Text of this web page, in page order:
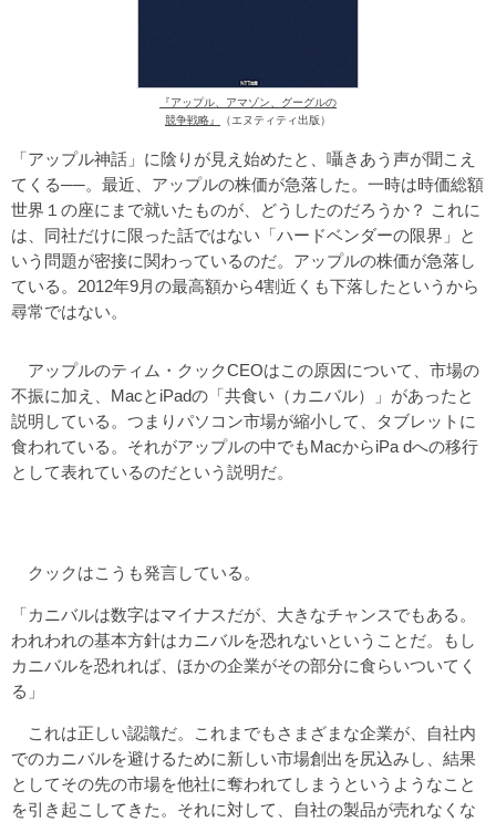
『アップル、アマゾン、グーグルの
競争戦略』
（エヌティティ出版）
「アップル神話」に陰りが見え始めたと、囁きあう声が聞こえ
てくる──。最近、アップルの株価が急落した。一時は時価総額
世界１の座にまで就いたものが、どうしたのだろうか？ これに
は、同社だけに限った話ではない「ハードベンダーの限界」と
いう問題が密接に関わっているのだ。アップルの株価が急落し
ている。2012年9月の最高額から4割近くも下落したというから
尋常ではない。
アップルのティム・クックCEOはこの原因について、市場の
不振に加え、MacとiPadの「共食い（カニバル）」があったと
説明している。つまりパソコン市場が縮小して、タブレットに
食われている。それがアップルの中でもMacからiPa dへの移行
として表れているのだという説明だ。
クックはこうも発言している。
「カニバルは数字はマイナスだが、大きなチャンスでもある。
われわれの基本方針はカニバルを恐れないということだ。もし
カニバルを恐れれば、ほかの企業がその部分に食らいついてく
る」
これは正しい認識だ。これまでもさまざまな企業が、自社内
でのカニバルを避けるために新しい市場創出を尻込みし、結果
としてその先の市場を他社に奪われてしまうというようなこと
を引き起こしてきた。それに対して、自社の製品が売れなくな